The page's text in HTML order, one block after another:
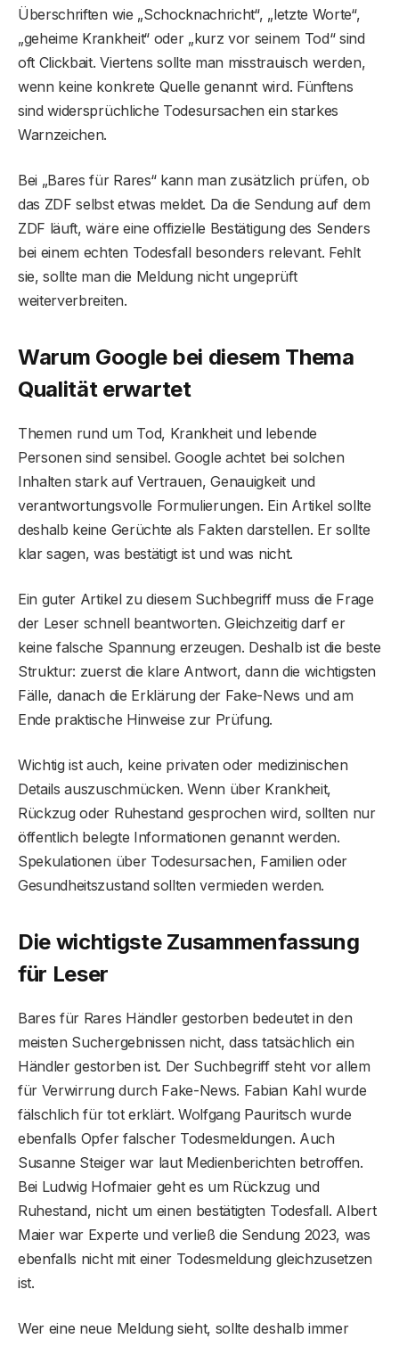
Überschriften wie „Schocknachricht“, „letzte Worte“,
„geheime Krankheit“ oder „kurz vor seinem Tod“ sind
oft Clickbait. Viertens sollte man misstrauisch werden,
wenn keine konkrete Quelle genannt wird. Fünftens
sind widersprüchliche Todesursachen ein starkes
Warnzeichen.
Bei „Bares für Rares“ kann man zusätzlich prüfen, ob
das ZDF selbst etwas meldet. Da die Sendung auf dem
ZDF läuft, wäre eine offizielle Bestätigung des Senders
bei einem echten Todesfall besonders relevant. Fehlt
sie, sollte man die Meldung nicht ungeprüft
weiterverbreiten.
Warum Google bei diesem Thema
Qualität erwartet
Themen rund um Tod, Krankheit und lebende
Personen sind sensibel. Google achtet bei solchen
Inhalten stark auf Vertrauen, Genauigkeit und
verantwortungsvolle Formulierungen. Ein Artikel sollte
deshalb keine Gerüchte als Fakten darstellen. Er sollte
klar sagen, was bestätigt ist und was nicht.
Ein guter Artikel zu diesem Suchbegriff muss die Frage
der Leser schnell beantworten. Gleichzeitig darf er
keine falsche Spannung erzeugen. Deshalb ist die beste
Struktur: zuerst die klare Antwort, dann die wichtigsten
Fälle, danach die Erklärung der Fake-News und am
Ende praktische Hinweise zur Prüfung.
Wichtig ist auch, keine privaten oder medizinischen
Details auszuschmücken. Wenn über Krankheit,
Rückzug oder Ruhestand gesprochen wird, sollten nur
öffentlich belegte Informationen genannt werden.
Spekulationen über Todesursachen, Familien oder
Gesundheitszustand sollten vermieden werden.
Die wichtigste Zusammenfassung
für Leser
Bares für Rares Händler gestorben bedeutet in den
meisten Suchergebnissen nicht, dass tatsächlich ein
Händler gestorben ist. Der Suchbegriff steht vor allem
für Verwirrung durch Fake-News. Fabian Kahl wurde
fälschlich für tot erklärt. Wolfgang Pauritsch wurde
ebenfalls Opfer falscher Todesmeldungen. Auch
Susanne Steiger war laut Medienberichten betroffen.
Bei Ludwig Hofmaier geht es um Rückzug und
Ruhestand, nicht um einen bestätigten Todesfall. Albert
Maier war Experte und verließ die Sendung 2023, was
ebenfalls nicht mit einer Todesmeldung gleichzusetzen
ist.
Wer eine neue Meldung sieht, sollte deshalb immer